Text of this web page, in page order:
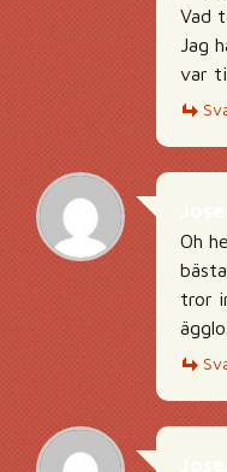
Vad
Jag
var
Oh
tror